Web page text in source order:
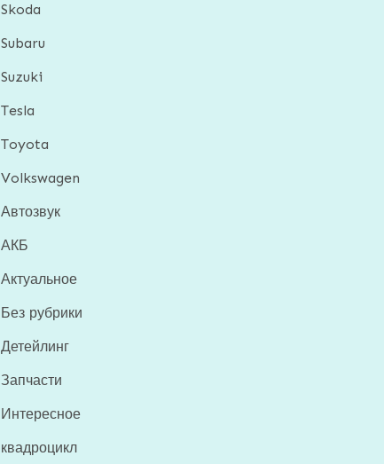
Skoda
Subaru
Suzuki
Tesla
Toyota
Volkswagen
Автозвук
АКБ
Актуальное
Без рубрики
Детейлинг
Запчасти
Интересное
квадроцикл